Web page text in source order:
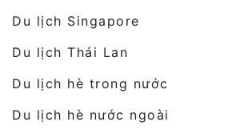
Du lịch Singapore
Du lịch Thái Lan
Du lịch hè trong nước
Du lịch hè nước ngoài